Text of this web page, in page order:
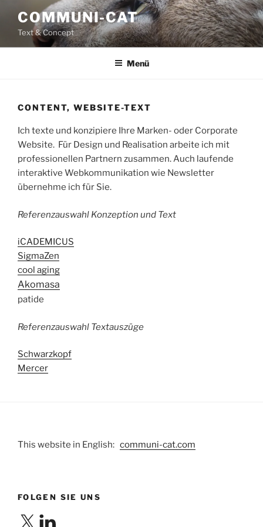
Inhalt
springen
COMMUNI-CAT
Text & Concept
Menü
CONTENT, WEBSITE-TEXT
Ich texte und konzipiere Ihre Marken- oder Corporate
Website. Für Design und Realisation arbeite ich mit
professionellen Partnern zusammen. Auch laufende
interaktive Webkommunikation wie Newsletter
übernehme ich für Sie.
Referenzauswahl Konzeption und Text
iCADEMICUS
SigmaZen
cool aging
Akomasa
patide
Referenzauswahl Textauszüge
Schwarzkopf
Mercer
This website in English: communi-cat.com
FOLGEN SIE UNS
X LinkedIn